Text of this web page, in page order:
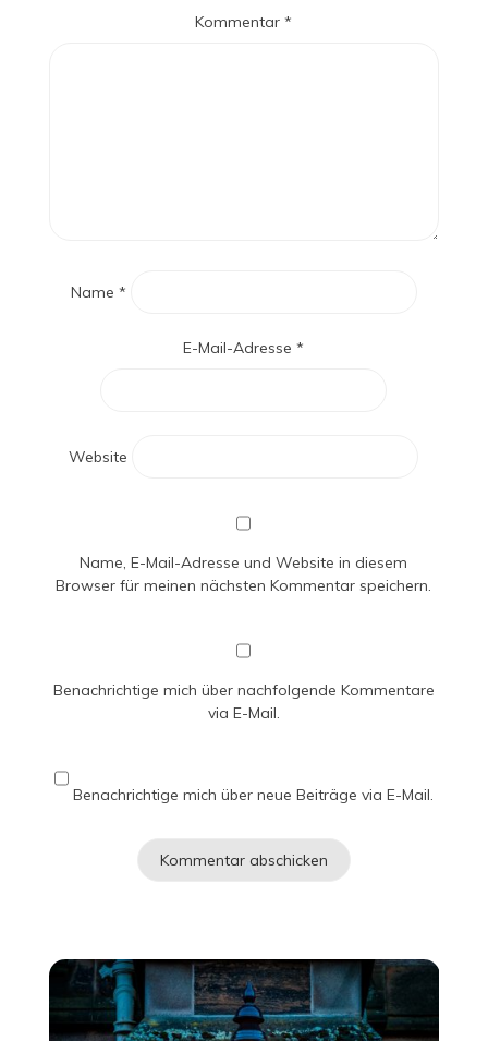
Kommentar*
Name *
E-Mail-Adresse*
Website
Name, E-Mail-Adresse und Website in diesem
Browser für meinen nächsten Kommentar speichern.
Benachrichtige mich über nachfolgende Kommentare
via E-Mail.
Benachrichtige mich über neue Beiträge via E-Mail.